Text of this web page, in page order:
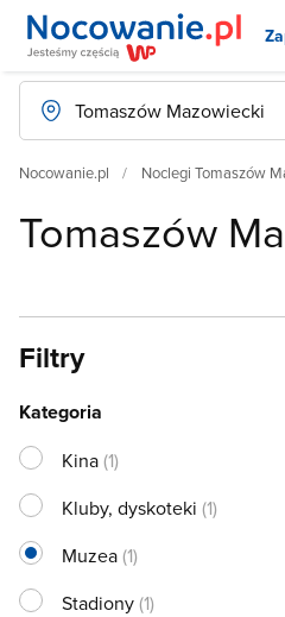
Nocowanie.pl Noclegi Tomaszów
Tomaszów
Filtry
Kategoria
Kina(1)
Kluby, dyskoteki (1)
Muzea(1)
Stadiony(1)